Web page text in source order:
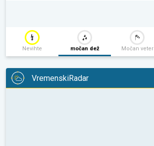
Nevihte močan dež Močan veter
VremenskiRadar